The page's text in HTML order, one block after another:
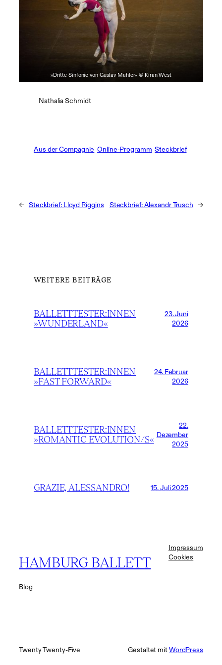
»Dritte Sinfonie von Gustav Mahler« © Kiran West
Nathalia Schmidt
Aus der Compagnie Online-Programm Steckbrief
← Steckbrief: Lloyd Riggins Steckbrief: Alexandr Trusch →
WEITERE BEITRÄGE
BALLETTTESTER:INNEN
»WUNDERLAND«
23. Juni
2026
BALLETTTESTER:INNEN
»FAST FORWARD«
24. Februar
2026
BALLETTTESTER:INNEN
»ROMANTIC EVOLUTION/S«
22.
Dezember
2025
GRAZIE, ALESSANDRO! 15. Juli 2025
HAMBURG BALLETT
Blog
Impressum
Cookies
Twenty Twenty-Five Gestaltet mitWordPress